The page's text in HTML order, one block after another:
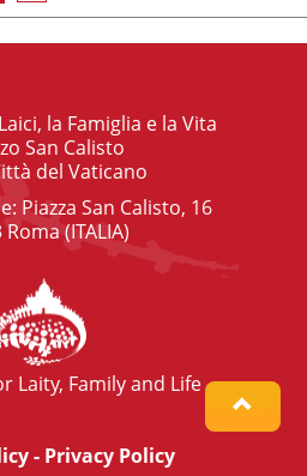
la Famiglia e la Vita
San Calisto
del Vaticano
Piazza San Calisto, 16
(ITALIA)
Laity, Family and Life
- Privacy Policy